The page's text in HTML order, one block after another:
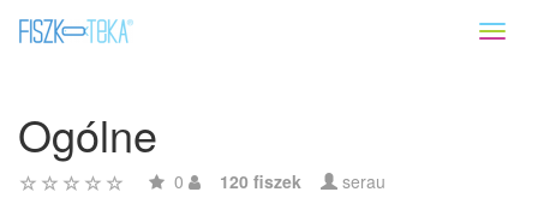
Ogólne
0 120 fiszek serau